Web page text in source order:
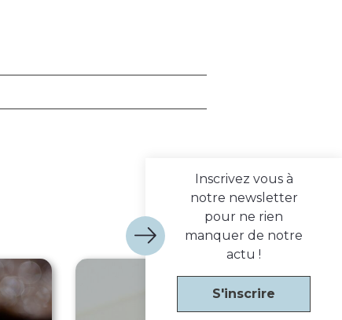
Inscrivez vous à
notre newsletter
pour ne rien
manquer de notre
actu !
S'inscrire